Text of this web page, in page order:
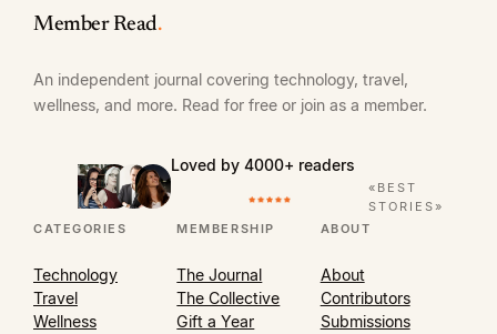
Member Read.
An independent journal covering technology, travel,
wellness, and more. Read for free or join as a member.
Loved by 4000+ readers
«BEST
STORIES»
CATEGORIES
Technology
Travel
Wellness
MEMBERSHIP
The Journal
The Collective
Gift a Year
ABOUT
About
Contributors
Submissions